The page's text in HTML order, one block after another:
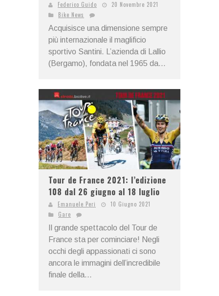
Federico Guido
20 Novembre 2021
Bike News
Acquisisce una dimensione sempre
più internazionale il maglificio
sportivo Santini. L’azienda di Lallio
(Bergamo), fondata nel 1965 da...
Tour de France 2021: l’edizione
108 dal 26 giugno al 18 luglio
Emanuele Peri
10 Giugno 2021
Gare
Il grande spettacolo del Tour de
France sta per cominciare! Negli
occhi degli appassionati ci sono
ancora le immagini dell’incredibile
finale della...